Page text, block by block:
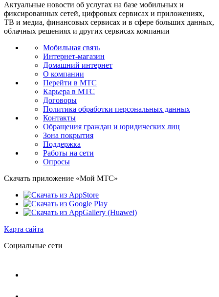
Актуальные новости об услугах на базе мобильных и
фиксированных сетей, цифровых сервисах и приложениях,
ТВ и медиа, финансовых сервисах и в сфере больших данных,
облачных решениях и других сервисах компании
Мобильная связь
Интернет-магазин
Домашний интернет
О компании
Перейти в МТС
Карьера в МТС
Договоры
Политика обработки персональных данных
Контакты
Обращения граждан и юридических лиц
Зона покрытия
Поддержка
Работы на сети
Опросы
Скачать приложение «Мой МТС»
Карта сайта
Социальные сети